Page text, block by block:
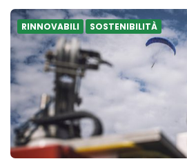
RINNOVABILI SOSTENIBILITÀ